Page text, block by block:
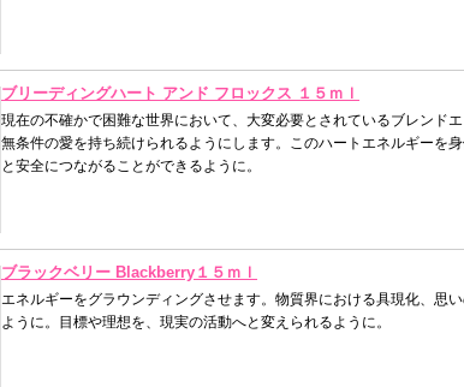
ブリーディングハート アンド フロックス １５ｍｌ
現在の不確かで困難な世界において、大変必要とされているブレンド
無条件の愛を持ち続けられるようにします。このハートエネルギーを
と安全につながることができるように。
ブラックベリー Blackberry１５ｍｌ
エネルギーをグラウンディングさせます。物質界における具現化、思
ように。目標や理想を、現実の活動へと変えられるように。